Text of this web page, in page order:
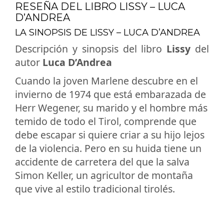
RESEÑA DEL LIBRO LISSY – LUCA
D’ANDREA
LA SINOPSIS DE LISSY – LUCA D’ANDREA
Descripción y sinopsis del libro Lissy del
autor Luca D’Andrea
Cuando la joven Marlene descubre en el
invierno de 1974 que está embarazada de
Herr Wegener, su marido y el hombre más
temido de todo el Tirol, comprende que
debe escapar si quiere criar a su hijo lejos
de la violencia. Pero en su huida tiene un
accidente de carretera del que la salva
Simon Keller, un agricultor de montaña
que vive al estilo tradicional tirolés.